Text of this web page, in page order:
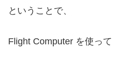
ということで、
Flight Computer を使って